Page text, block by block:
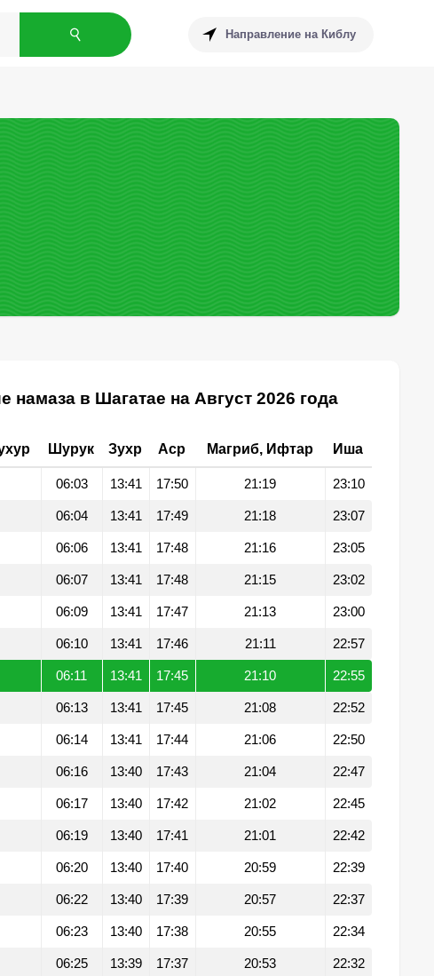
Направление на Киблу
намаза в Шагатае на Август 2026 года
Шурук Зухр Аср Магриб, Ифтар Иша
06:03 13:41 17:50 21:19 23:10
06:04 13:41 17:49 21:18 23:07
06:06 13:41 17:48 21:16 23:05
06:07 13:41 17:48 21:15 23:02
06:09 13:41 17:47 21:13 23:00
06:10 13:41 17:46 21:11 22:57
06:11 13:41 17:45 21:10 22:55
06:13 13:41 17:45 21:08 22:52
06:14 13:41 17:44 21:06 22:50
06:16 13:40 17:43 21:04 22:47
06:17 13:40 17:42 21:02 22:45
06:19 13:40 17:41 21:01 22:42
06:20 13:40 17:40 20:59 22:39
06:22 13:40 17:39 20:57 22:37
06:23 13:40 17:38 20:55 22:34
06:25 13:39 17:37 20:53 22:32